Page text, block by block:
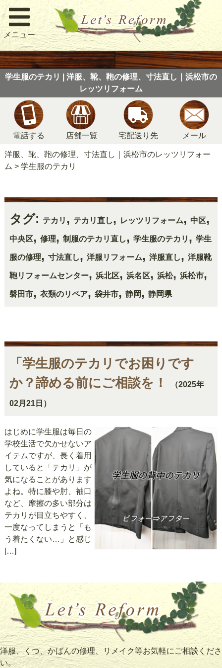
メニュー
学生服のテカリ | 洋服、靴、鞄の修理、寸法直し｜浜松市の
レッツリフォーム
電話する 店舗一覧 宅配送り先 メール
洋服、靴、鞄の修理、寸法直し｜浜松市のレッツリフォー
ム > 学生服のテカリ
タグ: テカリ , テカリ直し, レッツリフォーム, 中区,
中央区, 修理, 制服のテカリ直し, 学生服のテカリ , 学生
服の修理, 寸法直し, 洋服リフォーム, 洋服直し, 洋服靴
鞄リフォームセンター, 浜北区, 浜名区, 浜松, 浜松市,
磐田市, 衣類のリペア, 袋井市, 静岡, 静岡県
「学生服のテカリでお困りです
か？諦める前にご相談を！
（2025年
02月21日）
はじめに学生服は毎日の
学校生活で欠かせないア
イテムですが、長く着用
していると「テカリ」が
気になることがあります
よね。特に膝や肘、袖口
など、摩擦の多い部分は
テカリが目立ちやすく、
一度なってしまうと「も
う着たくない…」と感じ
[…]
洋服、くつ、かばんの修理、リメイク等お気軽にご相談くださ
い。